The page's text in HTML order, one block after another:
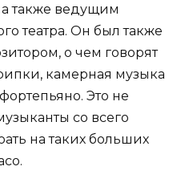
также ведущим
театра. Он был также
о чем говорят
камерная музыка
Это не
со всего
на таких больших